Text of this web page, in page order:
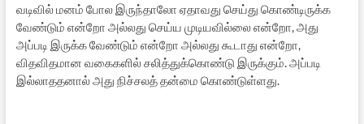
வடிவில் மனம் போல இருந்தாலோ ஏதாவது செய்து கொண்டிருக்க
வேண்டும் என்றோ அல்லது செய்ய முடியவில்லை என்றோ, அது
அப்படி இருக்க வேண்டும் என்றோ அல்லது கூடாது என்றோ,
விதவிதமான வகைகளில் சலித்துக்கொண்டு இருக்கும். அப்படி
இல்லாததனால் அது நிச்சலத் தன்மை கொண்டுள்ளது.